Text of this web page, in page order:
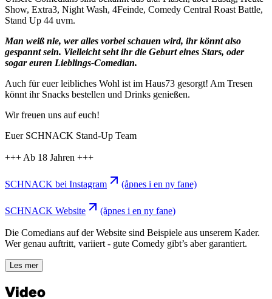
Show, Extra3, Night Wash, 4Feinde, Comedy Central Roast Battle,
Stand Up 44 uvm.
Man weiß nie, wer alles vorbei schauen wird, ihr könnt also
gespannt sein. Vielleicht seht ihr die Geburt eines Stars, oder
sogar euren Lieblings-Comedian.
Auch für euer leibliches Wohl ist im Haus73 gesorgt! Am Tresen
könnt ihr Snacks bestellen und Drinks genießen.
Wir freuen uns auf euch!
Euer SCHNACK Stand-Up Team
+++ Ab 18 Jahren +++
SCHNACK bei Instagram (åpnes i en ny fane)
SCHNACK Website (åpnes i en ny fane)
Die Comedians auf der Website sind Beispiele aus unserem Kader.
Wer genau auftritt, variiert - gute Comedy gibt’s aber garantiert.
Les mer
Video